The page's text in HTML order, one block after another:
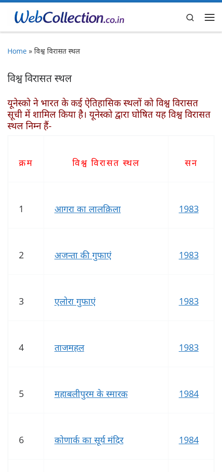
Skip to content
Search
Home » विश्व विरासत स्थल
विश्व विरासत स्थल
यूनेस्को ने भारत के कई ऐतिहासिक स्थलों को विश्व विरासत
सूची में शामिल किया है। यूनेस्को द्वारा घोषित यह विश्व विरासत
स्थल निम्न हैं-
क्रम विश्व विरासत स्थल सन
1 आगरा का लालक़िला 1983
2 अजन्ता की गुफाएं 1983
3 एलोरा गुफाएं 1983
4 ताजमहल 1983
5 महाबलीपुरम के स्मारक 1984
6 कोणार्क का सूर्य मंदिर 1984